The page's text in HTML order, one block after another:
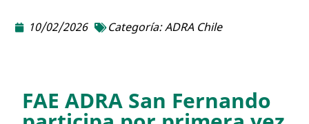
10/02/2026 Categoría:ADRA Chile
FAE ADRA San Fernando